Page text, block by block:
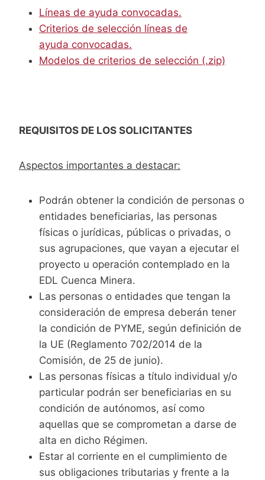
Líneas de ayuda convocadas.
Criterios de selección líneas de
ayuda convocadas.
Modelos de criterios de selección (.zip)
REQUISITOS DE LOS SOLICITANTES
Aspectos importantes a destacar:
Podrán obtener la condición de personas o
entidades beneficiarias, las personas
físicas o jurídicas, públicas o privadas, o
sus agrupaciones, que vayan a ejecutar el
proyecto u operación contemplado en la
EDL Cuenca Minera.
Las personas o entidades que tengan la
consideración de empresa deberán tener
la condición de PYME, según definición de
la UE (Reglamento 702/2014 de la
Comisión, de 25 de junio).
Las personas físicas a título individual y/o
particular podrán ser beneficiarias en su
condición de autónomos, así como
aquellas que se comprometan a darse de
alta en dicho Régimen.
Estar al corriente en el cumplimiento de
sus obligaciones tributarias y frente a la